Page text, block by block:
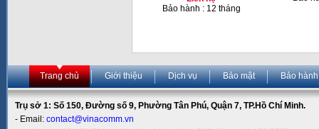
Bảo hành : 12 tháng
Trang chủ Giới thiệu Dịch vụ Bảo mật Bảo hành
Trụ sở 1: Số 150, Đường số 9, Phường Tân Phú, Quận 7, TP.Hồ Chí Minh.
- Email: contact@vinacomm.vn